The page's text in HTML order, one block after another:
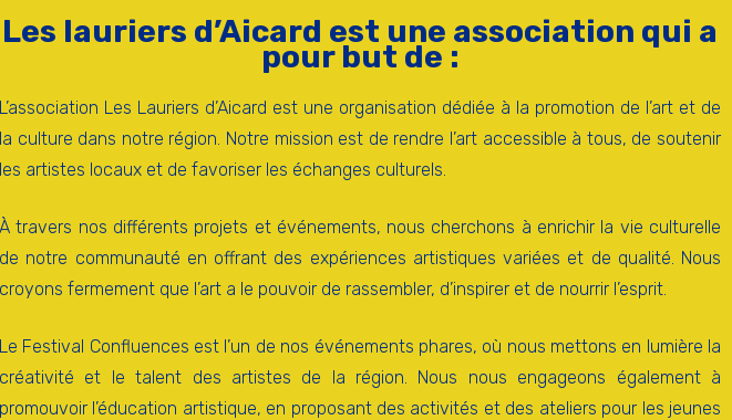
Les lauriers d’Aicard est une association qui a
pour but de :
L’association Les Lauriers d’Aicard est une organisation dédiée à la promotion de l’art et de
la culture dans notre région. Notre mission est de rendre l’art accessible à tous, de soutenir
les artistes locaux et de favoriser les échanges culturels.
À travers nos différents projets et événements, nous cherchons à enrichir la vie culturelle
de notre communauté en offrant des expériences artistiques variées et de qualité. Nous
croyons fermement que l’art a le pouvoir de rassembler, d’inspirer et de nourrir l’esprit.
Le Festival Confluences est l’un de nos événements phares, où nous mettons en lumière la
créativité et le talent des artistes de la région. Nous nous engageons également à
promouvoir l’éducation artistique, en proposant des activités et des ateliers pour les jeunes